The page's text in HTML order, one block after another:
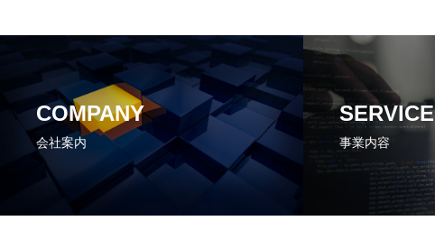
COMPANY
会社案内
SERVICE
事業内容